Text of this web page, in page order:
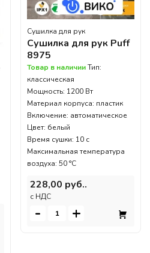
Сушилка для рук
Сушилка для рук Puff
8975
Товар в наличииТип:
классическая
Мощность: 1200 Вт
Материал корпуса: пластик
Включение: автоматическое
Цвет: белый
Время сушки: 10 с
Максимальная температура
воздуха: 50 °C
228,00 руб..
c НДС
- +